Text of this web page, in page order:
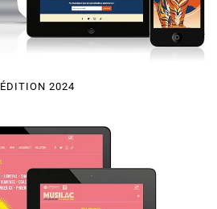
ÉDITION 2024